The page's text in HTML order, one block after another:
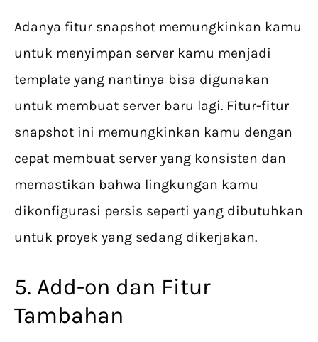
Adanya fitur snapshot memungkinkan kamu
untuk menyimpan server kamu menjadi
template yang nantinya bisa digunakan
untuk membuat server baru lagi. Fitur-fitur
snapshot ini memungkinkan kamu dengan
cepat membuat server yang konsisten dan
memastikan bahwa lingkungan kamu
dikonfigurasi persis seperti yang dibutuhkan
untuk proyek yang sedang dikerjakan.
5. Add-on dan Fitur
Tambahan